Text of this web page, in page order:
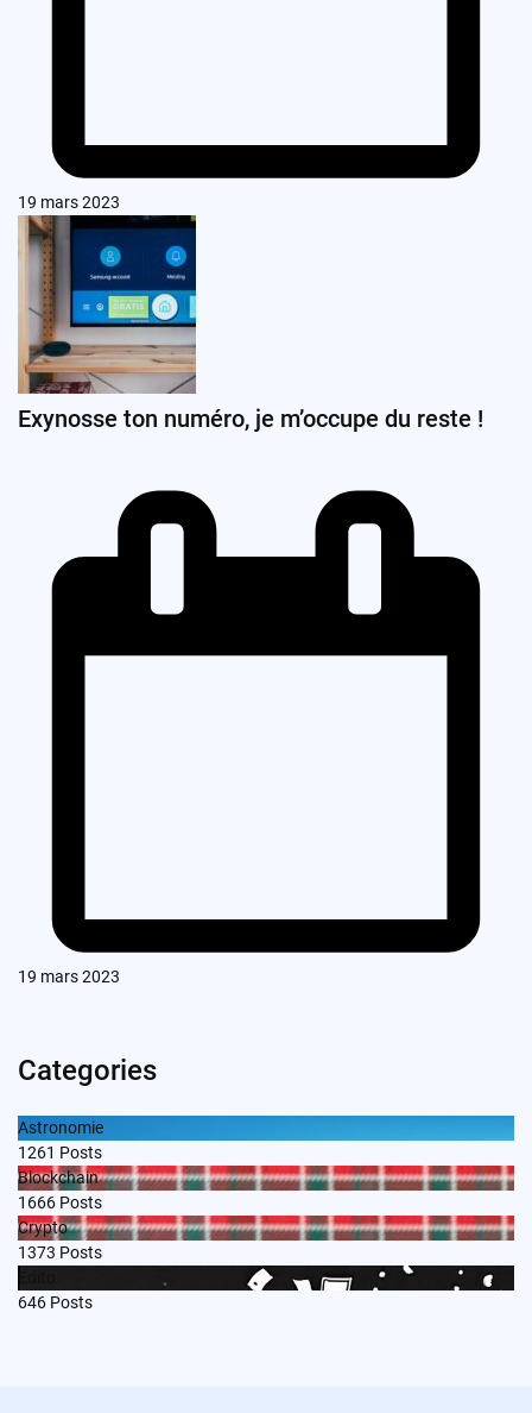
19 mars 2023
Exynosse ton numéro, je m’occupe du reste !
19 mars 2023
Categories
Astronomie
1261 Posts
Blockchain
1666 Posts
Crypto
1373 Posts
646 Posts